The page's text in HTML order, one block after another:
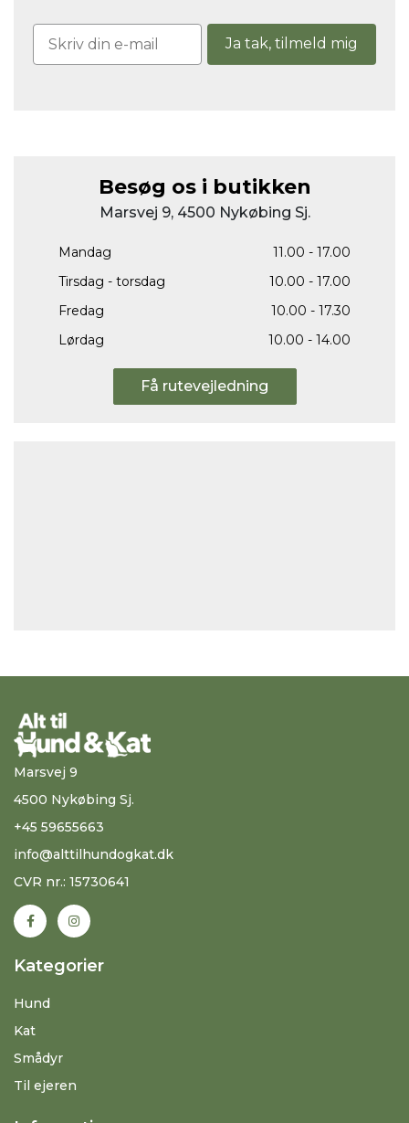
Ja tak, tilmeld mig
Besøg os i butikken
Marsvej 9, 4500 Nykøbing Sj.
Mandag
11.00 - 17.00
Tirsdag - torsdag
10.00 - 17.00
Fredag
10.00 - 17.30
Lørdag
10.00 - 14.00
Få rutevejledning
Marsvej 9
4500 Nykøbing Sj.
+45 59655663
info@alttilhundogkat.dk
CVR nr.: 15730641
Kategorier
Hund
Kat
Smådyr
Til ejeren